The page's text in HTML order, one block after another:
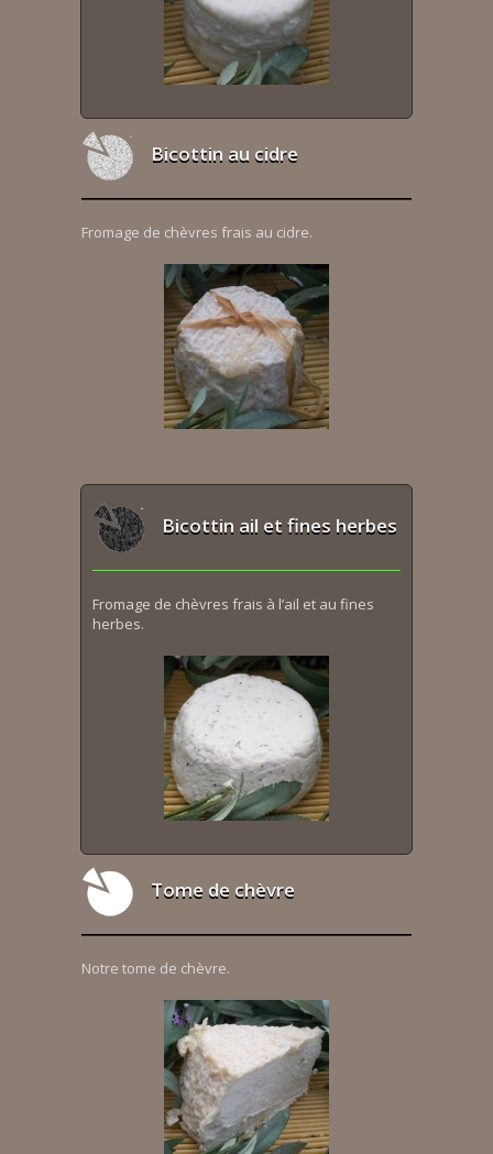
Bicottin au cidre
Fromage de chèvres frais au cidre.
Bicottin ail et fines herbes
Fromage de chèvres frais à l’ail et au fines
herbes.
Tome de chèvre
Notre tome de chèvre.